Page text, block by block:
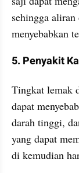
sehingga
menyebabkan
5. Penyakit
Tingkat lemak
dapat
darah tinggi,
yang dapat
di kemudian